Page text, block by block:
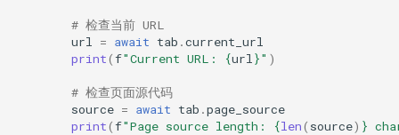
# 检查当前 URL
url = await tab .current_url
print(f"Current URL: {url}" )
# 检查页面源代码
source = await tab .page_source
print(f"Page source length: {len( source) }